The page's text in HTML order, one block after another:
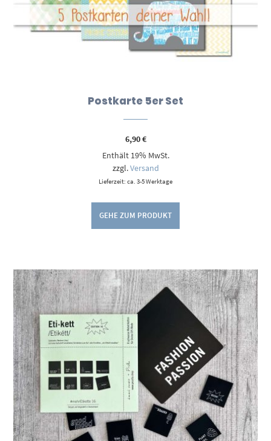
Postkarte 5er Set
6,90€
Enthält 19% MwSt.
zzgl.Versand
Lieferzeit: ca. 3-5 Werktage
GEHE ZUM PRODUKT